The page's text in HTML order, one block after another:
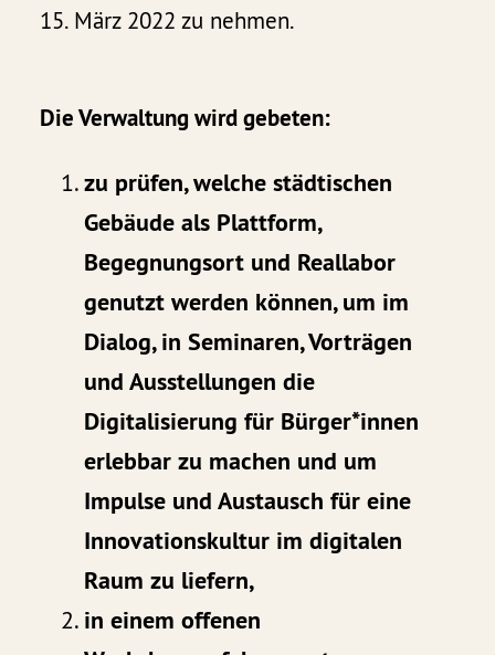
15. März 2022 zu nehmen.
Die Verwaltung wird gebeten:
zu prüfen, welche städtischen
Gebäude als Plattform,
Begegnungsort und Reallabor
genutzt werden können, um im
Dialog, in Seminaren, Vorträgen
und Ausstellungen die
Digitalisierung für Bürger*innen
erlebbar zu machen und um
Impulse und Austausch für eine
Innovationskultur im digitalen
Raum zu liefern,
in einem offenen